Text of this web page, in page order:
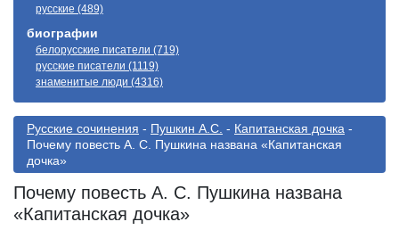
русские (489)
биографии
белорусские писатели (719)
русские писатели (1119)
знаменитые люди (4316)
Русские сочинения - Пушкин А.С. - Капитанская дочка -
Почему повесть А. С. Пушкина названа «Капитанская
дочка»
Почему повесть А. С. Пушкина названа
«Капитанская дочка»